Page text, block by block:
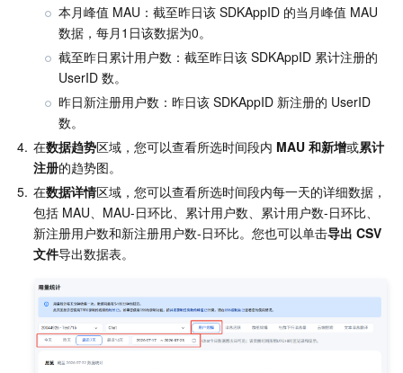
NAT 网关
对等连接
网络流日志
Anycast 公网加速
共享带宽包
VPN 连接
私有连接
视频内容安全
账号风控平台
风险识别 RCE
游戏安全
主机安全
容器安全服务
云安全中心
漏洞扫描服务
防火墙管理
安全凭证服务
域名注册
SSL 证书
私有域解析 Private DNS
移动解析 HTTPDNS
DNSPod
云解析 DNS
企业应用
腾讯微卡
办公协同
腾讯电子签
腾讯会议
腾讯乐享
腾讯云企业网盘
大数据
弹性 MapReduce
Elasticsearch Service
流计算 Oceanus
数据湖计算
AI 基础产品
人脸识别
语音合成
语音识别
AI 应用产品
腾讯云智能数智人
人脸核身
AI 平台产品
腾讯云大模型训推平台TI-ONE
腾讯大模型
本月峰值 MAU：截至昨日该 SDKAppID 的当月峰值 MAU
数据，每月1日该数据为0。
截至昨日累计用户数：截至昨日该 SDKAppID 累计注册的
UserID 数。
昨日新注册用户数：昨日该 SDKAppID 新注册的 UserID
数。
4. 在数据趋势区域，您可以查看所选时间段内 MAU 和新增或累计
注册的趋势图。
5. 在数据详情区域，您可以查看所选时间段内每一天的详细数据，
包括 MAU、MAU-日环比、累计用户数、累计用户数-日环比、
新注册用户数和新注册用户数-日环比。您也可以单击导出 CSV
文件导出数据表。